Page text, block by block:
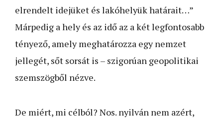
elrendelt idejüket és lakóhelyük határait…”
Márpedig a hely és az idő az a két legfontosabb
tényező, amely meghatározza egy nemzet
jellegét, sőt sorsát is – szigorúan geopolitikai
szemszögből nézve.
De miért, mi célból? Nos. nyilván nem azért,